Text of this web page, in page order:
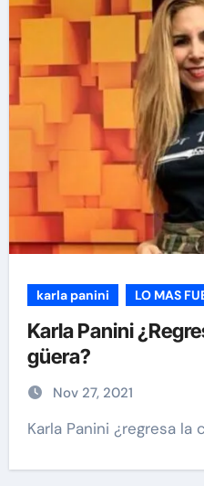
karla panini LO MAS
Karla Panini
güera?
Nov 27, 2021
Karla Panini ¿regresa